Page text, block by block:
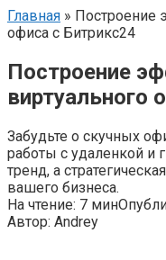
Главная » Построение
офиса с Битрикс24
Построение
виртуального
Забудьте о скучных
работы с удаленкой и
тренд, а
вашего бизнеса.
На чтение: 7 мин
Автор: Andrey